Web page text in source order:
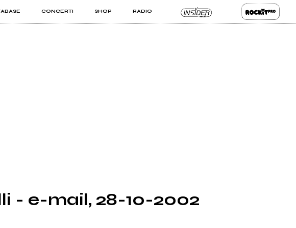
CONCERTI SHOP RADIO
PRO
- e-mail, 28-10-2002